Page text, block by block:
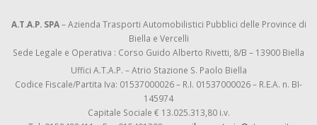
A.T.A.P. SPA– Azienda Trasporti Automobilistici Pubblici delle Province di
Biella e Vercelli
Sede Legale e Operativa : Corso Guido Alberto Rivetti, 8/B – 13900 Biella
Uffici A.T.A.P. – Atrio Stazione S. Paolo Biella
Codice Fiscale/Partita Iva: 01537000026 – R.I. 01537000026 – R.E.A. n. BI-
145974
Capitale Sociale € 13.025.313,80 i.v.